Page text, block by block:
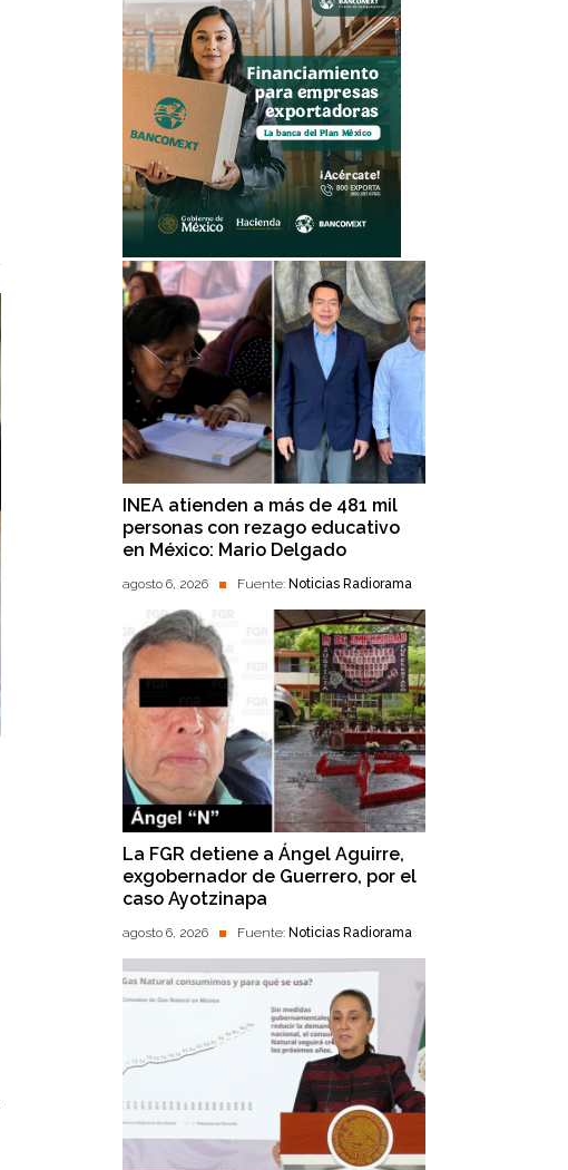
INEA atienden a más de 481 mil
personas con rezago educativo
en México: Mario Delgado
agosto 6, 2026 Fuente: Noticias Radiorama
La FGR detiene a Ángel Aguirre,
exgobernador de Guerrero, por el
caso Ayotzinapa
agosto 6, 2026 Fuente: Noticias Radiorama